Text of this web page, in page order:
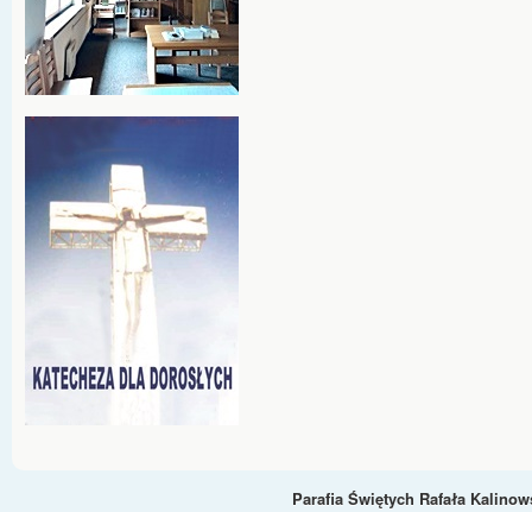
Parafia Świętych Rafała